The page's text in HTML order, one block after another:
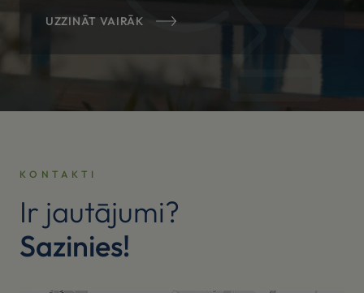
UZZINĀT VAIRĀK
KONTAKTI
Ir jautājumi?
Sazinies!